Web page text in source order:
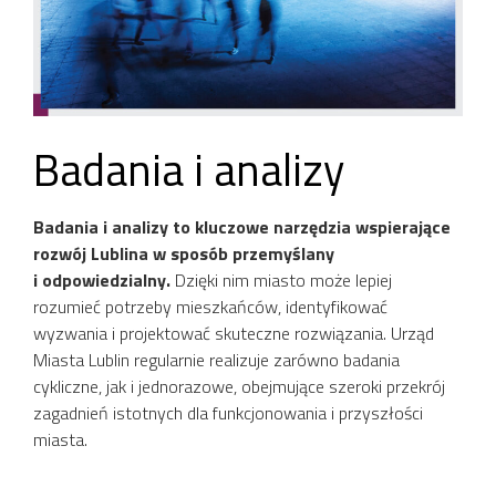
Badania i analizy
Badania i analizy to kluczowe narzędzia wspierające
rozwój Lublina w sposób przemyślany
i odpowiedzialny. Dzięki nim miasto może lepiej
rozumieć potrzeby mieszkańców, identyfikować
wyzwania i projektować skuteczne rozwiązania. Urząd
Miasta Lublin regularnie realizuje zarówno badania
cykliczne, jak i jednorazowe, obejmujące szeroki przekrój
zagadnień istotnych dla funkcjonowania i przyszłości
miasta.